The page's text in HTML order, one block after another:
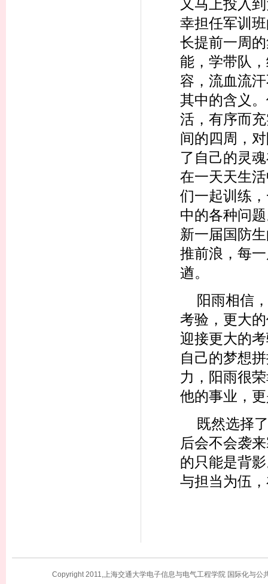
又马上投入
幸担任军训
长提前一周
能，学带队
容，流血流
其中的含义
活，有序而
间的四周，
了自己的灵
在一天天生
们一起训练
中的各种问
新一届国防
推前浪，每
遒。
阳雨相信
考验，更大
迎接更大的
自己的梦想
力，阳雨很
他的事业，
既然选择
后会不会袭
的只能是背
与担当为伍
Copyright 2011,上海交通大学电子信息与电气工程学院 国际化与公